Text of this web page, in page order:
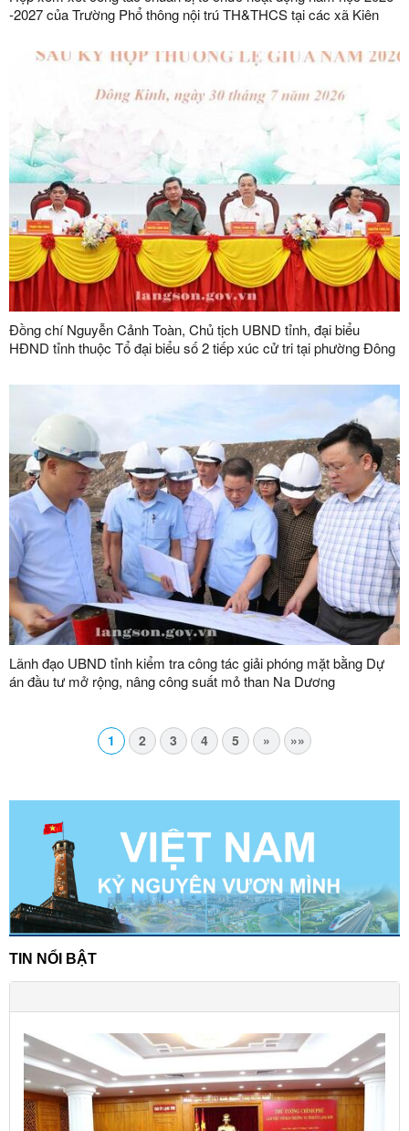
-2027 của Trường Phổ thông nội trú TH&THCS tại các xã Kiên
Đồng chí Nguyễn Cảnh Toàn, Chủ tịch UBND tỉnh, đại biểu
HĐND tỉnh thuộc Tổ đại biểu số 2 tiếp xúc cử tri tại phường Đông
Lãnh đạo UBND tỉnh kiểm tra công tác giải phóng mặt bằng Dự
án đầu tư mở rộng, nâng công suất mỏ than Na Dương
1 2 3 4 5 » »»
TIN NỔI BẬT